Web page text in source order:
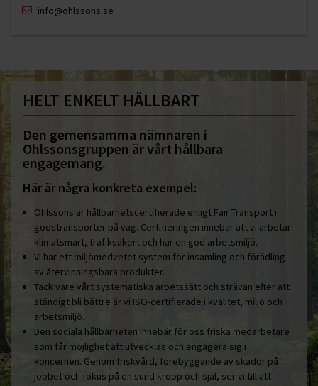
info@ohlssons.se
HELT ENKELT HÅLLBART
Den gemensamma nämnaren i
Ohlssonsgruppen är vårt hållbara
engagemang.
Här är några konkreta exempel:
Ohlssons är hållbarhetscertifierade enligt Fair Transport i
godstransporter på väg. Certifieringen innebär att vi arbetar
klimatsmart, trafiksäkert och har en god arbetsmiljö.
Vi har ett miljömedvetet system för insamling och förädling
av återvinningsbara produkter.
Tack vare vårt systematiska arbetssätt och strävan efter att
ständigt bli bättre är vi ISO-certifierade i kvalitet, miljö och
arbetsmiljö.
Den sociala hållbarheten innebär för oss friska medarbetare
som får möjlighet att utvecklas och engagera sig i
koncernen. Genom friskvård, förebyggande av skador på
jobbet och fokus på en sund kropp och själ, ser vi till att